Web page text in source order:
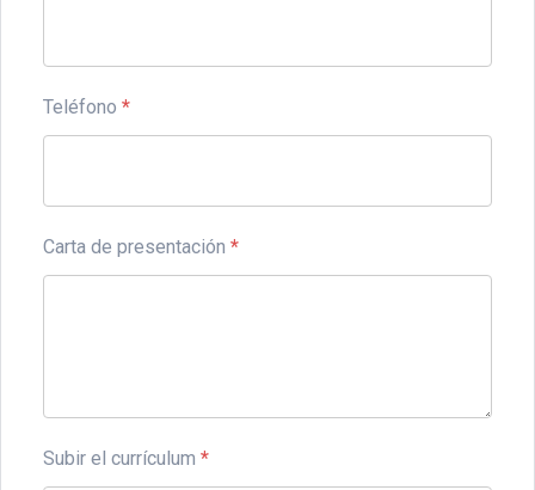
Teléfono *
Carta de presentación *
Subir el currículum *